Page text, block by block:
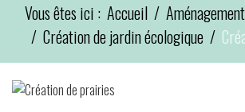
Vous êtes ici : Accueil
Création de jardin écologique